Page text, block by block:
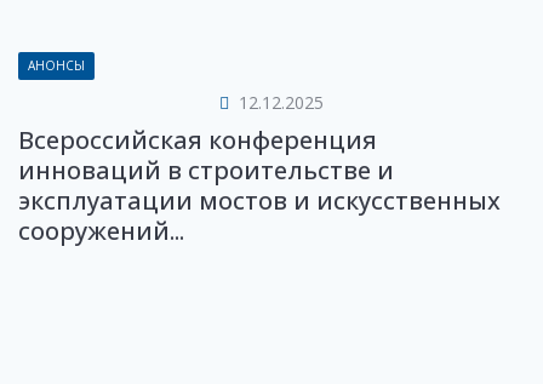
АНОНСЫ
12.12.2025
Всероссийская конференция
инноваций в строительстве и
эксплуатации мостов и искусственных
сооружений...